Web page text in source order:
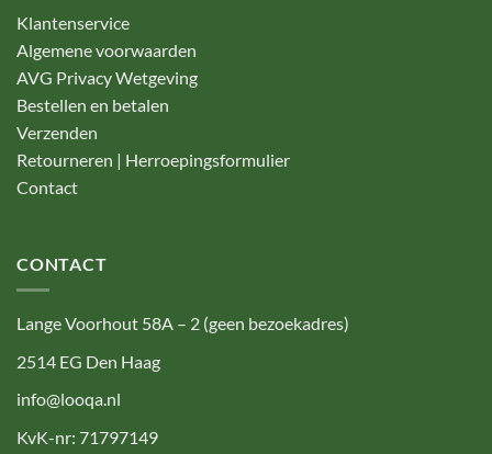
Klantenservice
Algemene voorwaarden
AVG Privacy Wetgeving
Bestellen en betalen
Verzenden
Retourneren | Herroepingsformulier
Contact
CONTACT
Lange Voorhout 58A – 2 (geen bezoekadres)
2514 EG Den Haag
info@looqa.nl
KvK-nr: 71797149